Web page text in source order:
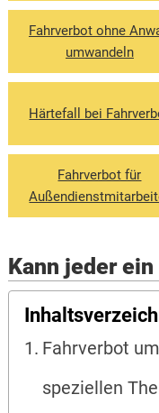
Fahrverbot ohne
umwandeln
Härtefall bei
Fahrverbot für
Kann jeder
Fahrverbot
speziellen